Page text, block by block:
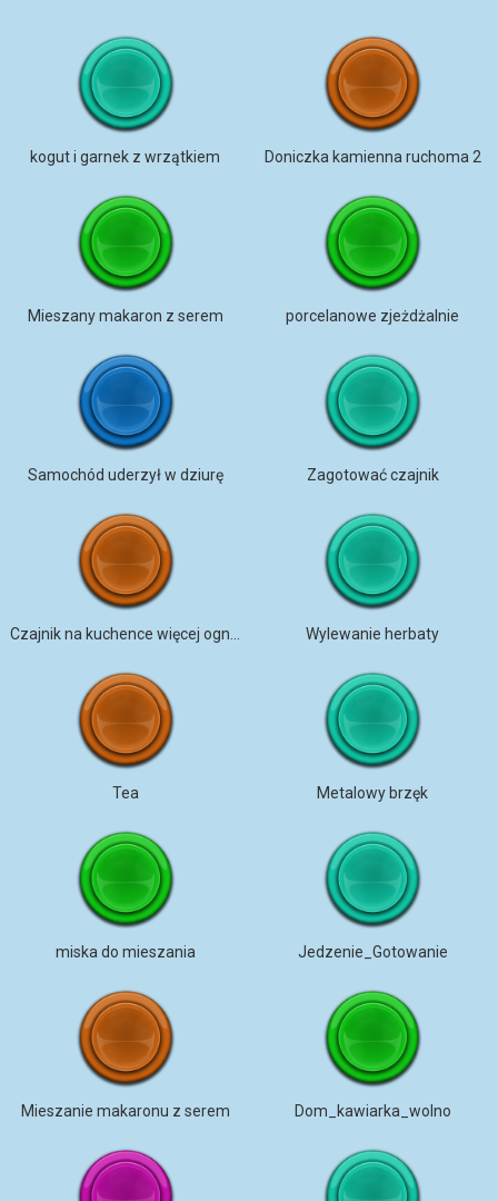
kogut i garnek z wrzątkiem Doniczka kamienna ruchoma 2
Mieszany makaron z serem porcelanowe zjeżdżalnie
Samochód uderzył w dziurę Zagotować czajnik
Wylewanie herbaty
Tea Metalowy brzęk
miska do mieszania Jedzenie_Gotowanie
Mieszanie makaronu z serem Dom_kawiarka_wolno